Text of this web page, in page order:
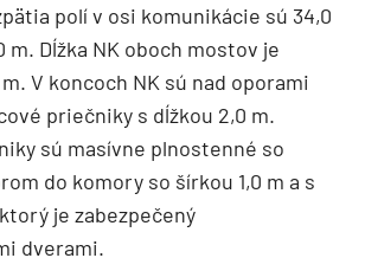
polí v osi komunikácie sú 34,0
m. Dĺžka NK oboch mostov je
V koncoch NK sú nad oporami
priečniky s dĺžkou 2,0 m.
sú masívne plnostenné so
do komory so šírkou 1,0 m a s
je zabezpečený
dverami.